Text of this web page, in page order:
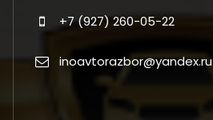
+7 (927) 260-05-22
inoavtorazbor@yandex.ru